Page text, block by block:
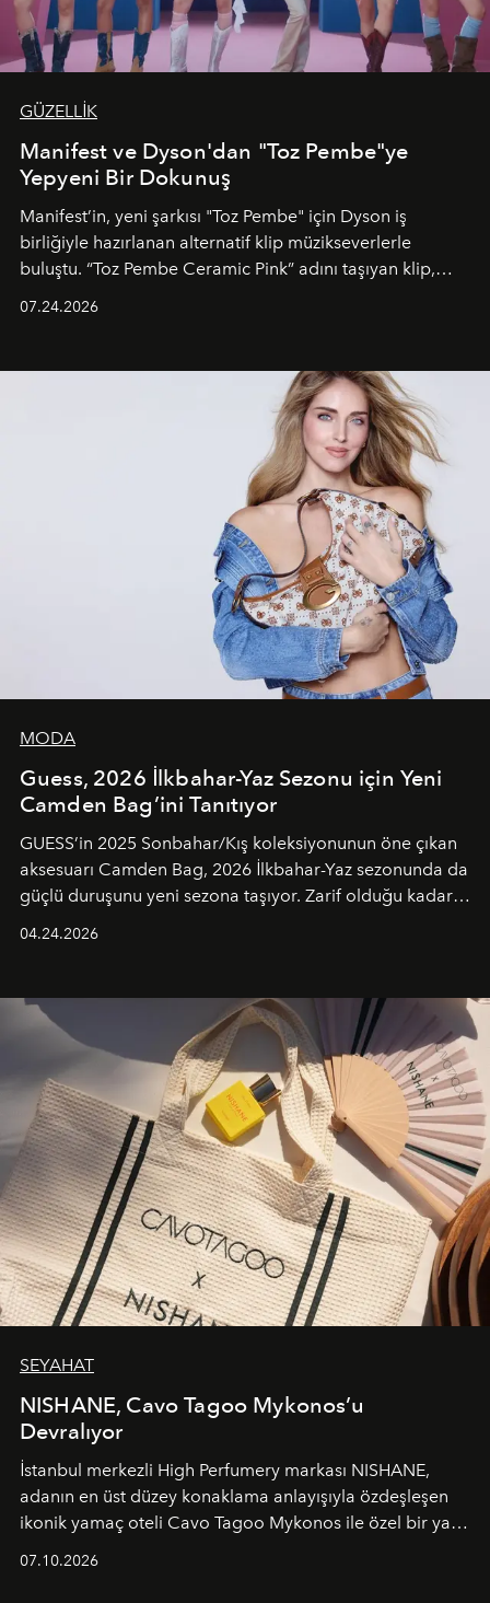
GÜZELLİK
Manifest ve Dyson'dan "Toz Pembe"ye
Yepyeni Bir Dokunuş
Manifest’in, yeni şarkısı "Toz Pembe" için Dyson iş
birliğiyle hazırlanan alternatif klip müzikseverlerle
buluştu. “Toz Pembe Ceramic Pink” adını taşıyan klip,
unsurlarından biri olarak öne çıkıyor.
07.24.2026
MODA
Guess, 2026 İlkbahar-Yaz Sezonu için Yeni
Camden Bag’ini Tanıtıyor
GUESS’in 2025 Sonbahar/Kış koleksiyonunun öne çıkan
aksesuarı Camden Bag, 2026 İlkbahar-Yaz sezonunda da
güçlü duruşunu yeni sezona taşıyor. Zarif olduğu kadar
04.24.2026
SEYAHAT
NISHANE, Cavo Tagoo Mykonos’u
Devralıyor
İstanbul merkezli High Perfumery markası NISHANE,
adanın en üst düzey konaklama anlayışıyla özdeşleşen
ikonik yamaç oteli Cavo Tagoo Mykonos ile özel bir yaz
07.10.2026